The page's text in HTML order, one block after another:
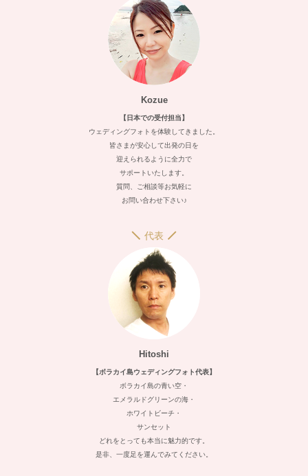
Kozue
【日本での受付担当】
ウェディングフォトを体験してきました。
皆さまが安心して出発の日を
迎えられるように全力で
サポートいたします。
質問、ご相談等お気軽に
お問い合わせ下さい♪
代表
Hitoshi
【ボラカイ島ウェディングフォト代表】
ボラカイ島の青い空・
エメラルドグリーンの海・
ホワイトビーチ・
サンセット
どれをとっても本当に魅力的です。
是非、一度足を運んでみてください。